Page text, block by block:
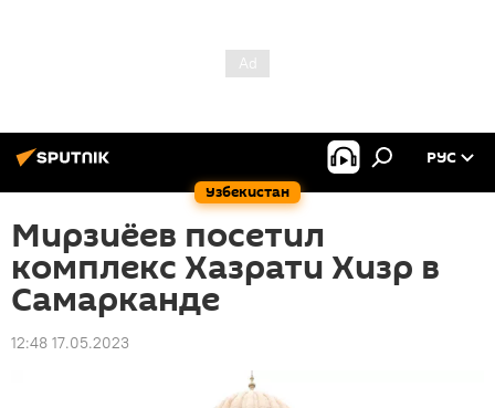
Узбекистан
РУС
Мирзиёев посетил
комплекс Хазрати Хизр в
Самарканде
12:48 17.05.2023